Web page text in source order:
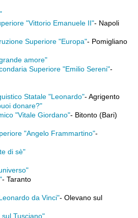
"Vittorio Emanuele II"- Napoli
Superiore "Europa"- Pomigliano
amore"
Superiore "Emilio Sereni"-
Statale "Leonardo"- Agrigento
donare?"
"Vitale Giordano"- Bitonto (Bari)
"Angelo Frammartino"-
di sè"
- Taranto
da Vinci"- Olevano sul
Tusciano"